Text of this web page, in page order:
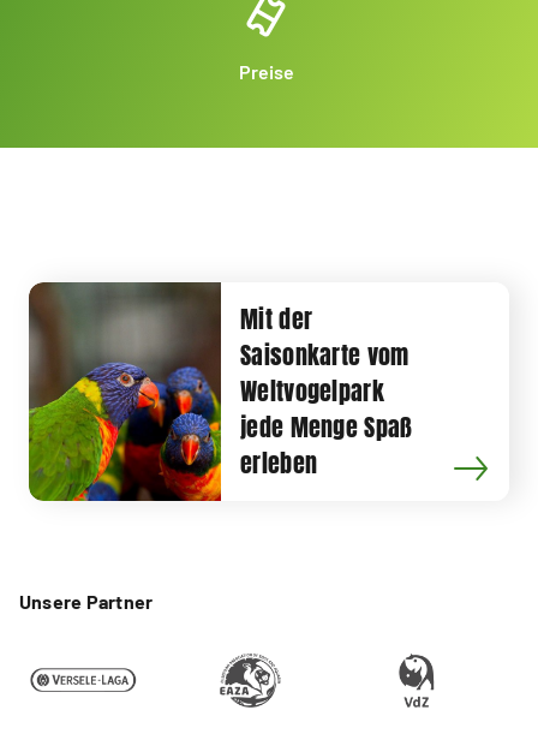
Preise
Mit der
Saisonkarte vom
Weltvogelpark
jede Menge Spaß
erleben
Unsere Partner